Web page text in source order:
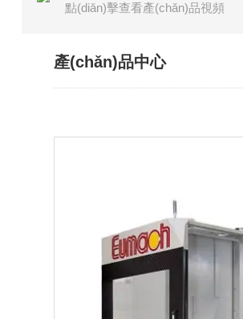
點(diǎn)擊查看產(chǎn)品視頻
產(chǎn)品中心